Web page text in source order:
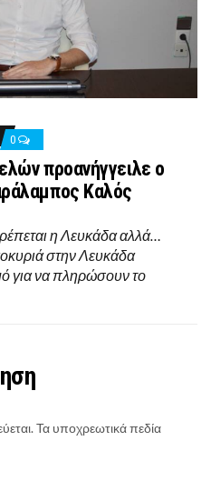
0
προανήγγειλε ο
Καλός
η Λευκάδα αλλά…
στην Λευκάδα
για να πληρώσουν το
Τα υποχρεωτικά πεδία